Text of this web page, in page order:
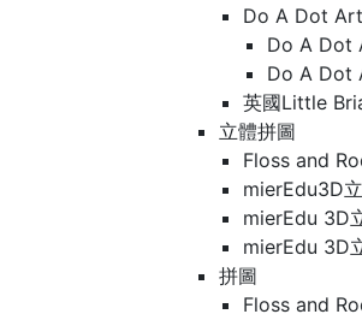
Do A Dot Art
Do A Dot
Do A Dot
英國Little
立體拼圖
Floss and
mierEdu3D
mierEdu 3D
mierEdu 3D
拼圖
Floss and